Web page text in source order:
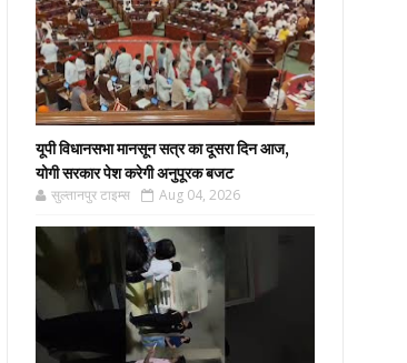
यूपी विधानसभा मानसून सत्र का दूसरा दिन आज,
योगी सरकार पेश करेगी अनुपूरक बजट
सुल्तानपुर टाइम्स Aug 04, 2026